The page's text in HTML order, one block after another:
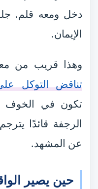
دخل ومعه قلم.
الإيمان.
وهذا قريب من
تناقض التوكل
تكون في الخوف
الرجفة قائدًا
عن المشهد.
حين يصير